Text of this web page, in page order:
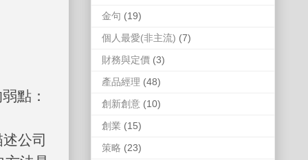
點：
公司
金句 (19)
個人最愛(非主流) (7)
財務與定價 (3)
產品經理 (48)
創新創意 (10)
創業 (15)
策略 (23)